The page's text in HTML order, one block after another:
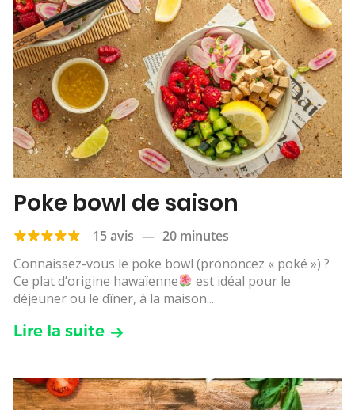
Poke bowl de saison
15 avis — 20 minutes
Connaissez-vous le poke bowl (prononcez « poké ») ?
Ce plat d’origine hawaïenne
est idéal pour le
déjeuner ou le dîner, à la maison...
Lire la suite